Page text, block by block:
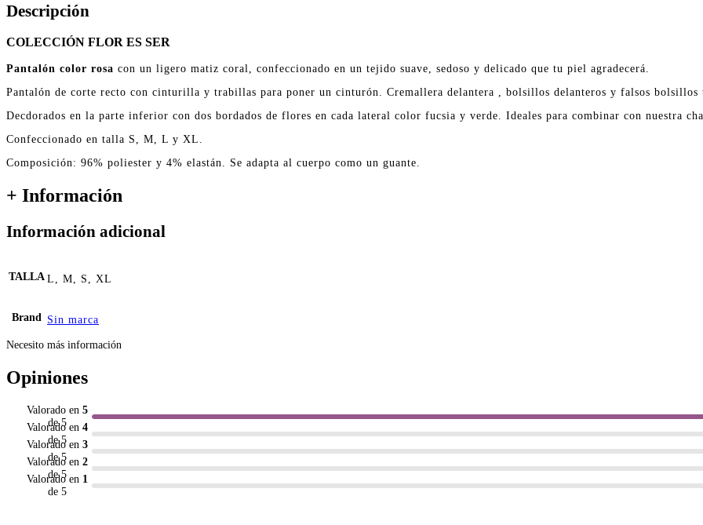
Descripción
COLECCIÓN FLOR ES SER
Pantalón color rosa con un ligero matiz coral, confeccionado en un tejido suave, sedoso y delicado que tu piel agradecerá.
Pantalón de corte recto con cinturilla y trabillas para poner un cinturón. Cremallera delantera , bolsillos delanteros y falsos bolsillos
Decdorados en la parte inferior con dos bordados de flores en cada lateral color fucsia y verde. Ideales para combinar con nuestra
Confeccionado en talla S, M, L y XL.
Composición: 96% poliester y 4% elastán. Se adapta al cuerpo como un guante.
+ Información
Información adicional
TALLA L, M, S, XL
Brand Sin marca
Necesito más información
Opiniones
Valorado en 5
de 5
Valorado en 4
de 5
Valorado en 3
de 5
Valorado en 2
de 5
Valorado en 1
de 5